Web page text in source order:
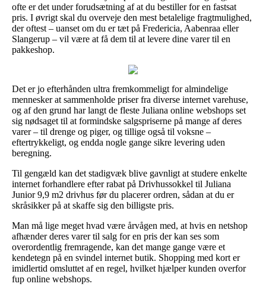
ofte er det under forudsætning af at du bestiller for en fastsat
pris. I øvrigt skal du overveje den mest betalelige fragtmulighed,
der oftest – uanset om du er tæt på Fredericia, Aabenraa eller
Slangerup – vil være at få dem til at levere dine varer til en
pakkeshop.
Det er jo efterhånden ultra fremkommeligt for almindelige
mennesker at sammenholde priser fra diverse internet varehuse,
og af den grund har langt de fleste Juliana online webshops set
sig nødsaget til at formindske salgspriserne på mange af deres
varer – til drenge og piger, og tillige også til voksne –
eftertrykkeligt, og endda nogle gange sikre levering uden
beregning.
Til gengæld kan det stadigvæk blive gavnligt at studere enkelte
internet forhandlere efter rabat på Drivhussokkel til Juliana
Junior 9,9 m2 drivhus før du placerer ordren, sådan at du er
skråsikker på at skaffe sig den billigste pris.
Man må lige meget hvad være årvågen med, at hvis en netshop
afhænder deres varer til salg for en pris der kan ses som
overordentlig fremragende, kan det mange gange være et
kendetegn på en svindel internet butik. Shopping med kort er
imidlertid omsluttet af en regel, hvilket hjælper kunden overfor
fup online webshops.